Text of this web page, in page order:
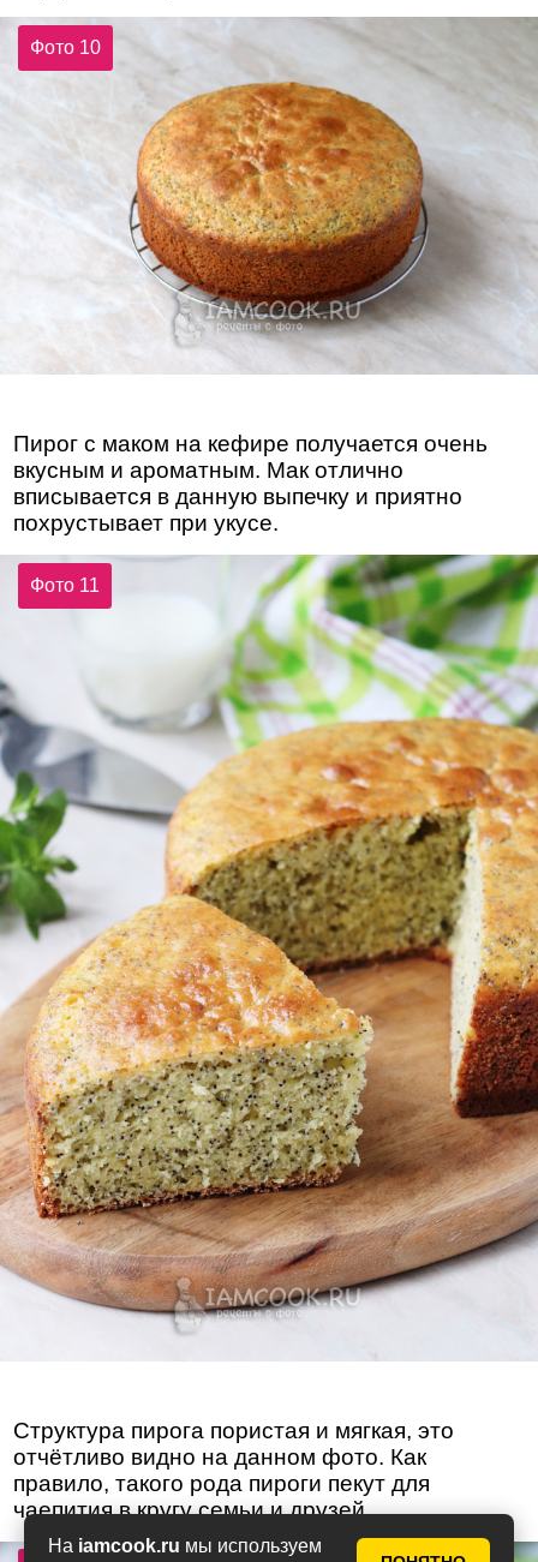
На iamcook.ru мы используем
Фото 10
Пирог с маком на кефире получается очень
вкусным и ароматным. Мак отлично
вписывается в данную выпечку и приятно
похрустывает при укусе.
Фото 11
Структура пирога пористая и мягкая, это
отчётливо видно на данном фото. Как
правило, такого рода пироги пекут для
чаепития в кругу семьи и друзей.